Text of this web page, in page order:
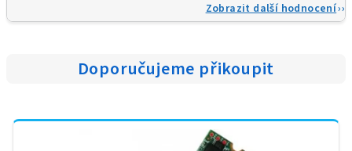
Zobrazit další hodnocení
Doporučujeme přikoupit